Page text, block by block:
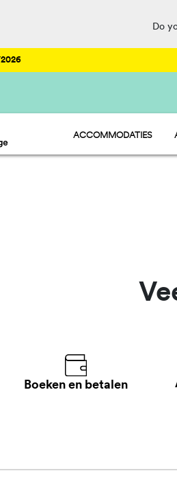
Do
ACCOMMODATIES
HU CAMP -
Boeken en betalen